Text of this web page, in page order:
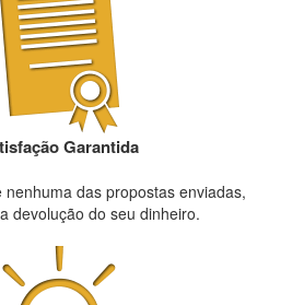
Garantida
nenhuma das propostas enviadas,
devolução do seu dinheiro.